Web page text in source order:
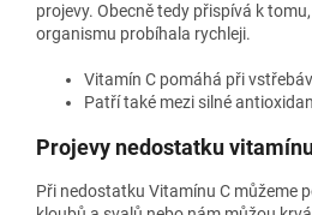
projevy. Obecně tedy přispívá k
organismu probíhala rychleji.
Vitamín C pomáhá při
Patří také mezi silné
Projevy nedostatku
Při nedostatku Vitamínu C můžeme